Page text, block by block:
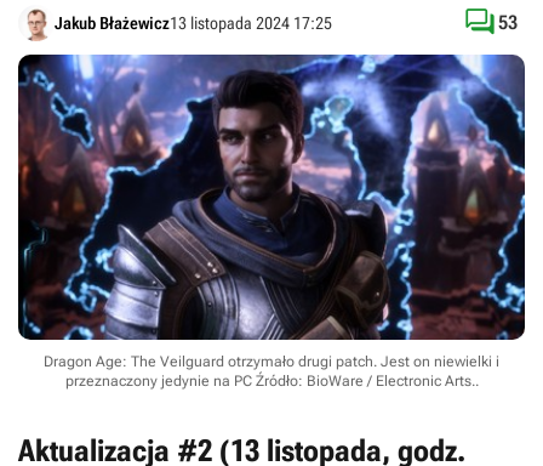
Jakub Błażewicz13 listopada 2024 17:25 53
Dragon Age: The Veilguard otrzymało drugi patch. Jest on niewielki i
przeznaczony jedynie na PC Źródło: BioWare / Electronic Arts..
Aktualizacja #2 (13 listopada, godz.